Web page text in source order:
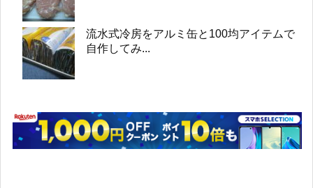
流水式冷房をアルミ缶と100均アイテムで
自作してみ...